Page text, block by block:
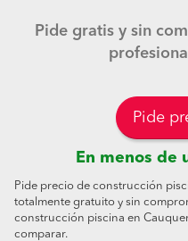
Pide gratis y sin
Pide
En menos de
Pide precio de construcción
totalmente gratuito y sin
construcción piscina en
comparar.